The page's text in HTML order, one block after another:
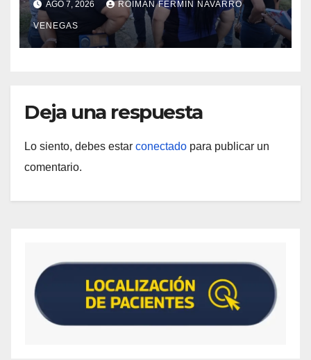
del Centro Psicofamiliar El Niño y
el Mar
AGO 7, 2026 ROIMAN FERMIN NAVARRO
VENEGAS
Deja una respuesta
Lo siento, debes estar conectado para publicar un
comentario.